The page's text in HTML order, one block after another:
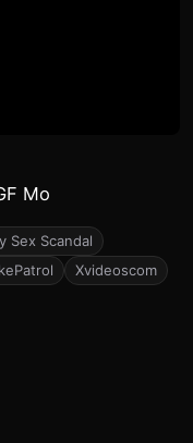
Mo
Sex Scandal
Xvideoscom